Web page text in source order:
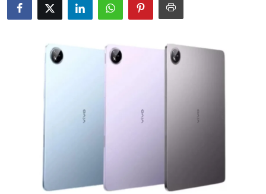
Resmi Reklamlar